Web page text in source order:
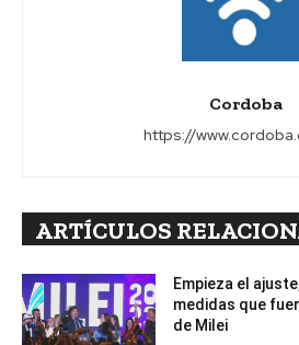
Cordoba
https://
ARTÍCULOS
Empieza el
medidas que
de Milei